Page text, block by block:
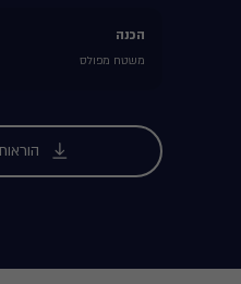
הכנה
משטח מפולס